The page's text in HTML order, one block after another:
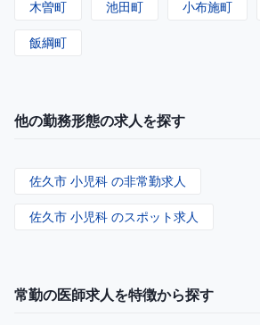
木曽町 池田町 小布施町
飯綱町
他の勤務形態の求人を探す
佐久市 小児科 の非常勤求人
佐久市 小児科 のスポット求人
常勤の医師求人を特徴から探す